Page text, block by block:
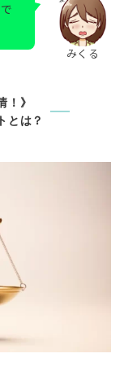
みくる
！》
とは？